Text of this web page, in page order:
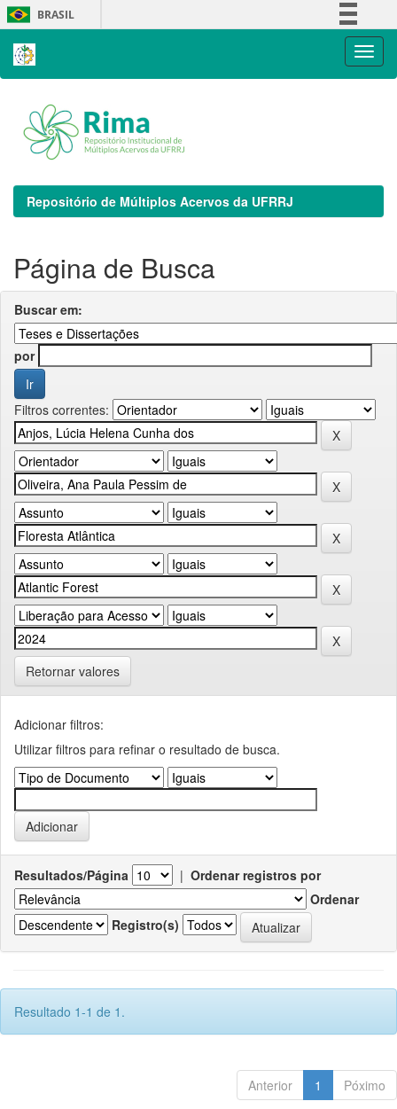
Skip
navigation
BRASIL
Repositório de Múltiplos Acervos da UFRRJ
Página de Busca
Buscar em:
por
Filtros correntes:
Retornar valores
Adicionar filtros:
Utilizar filtros para refinar o resultado de busca.
Resultados/Página | Ordenar registros por
Ordenar
Registro(s)
Resultado 1-1 de 1.
Anterior 1 Póximo